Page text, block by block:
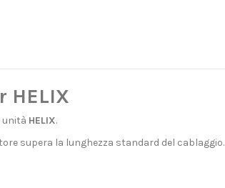
HELIX
unità HELIX.
supera la lunghezza standard del cablaggio.